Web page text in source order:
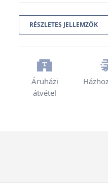
RÉSZLETES JELLEMZŐK
Áruházi
átvétel